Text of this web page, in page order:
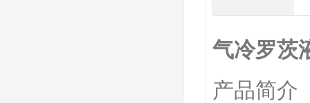
气冷罗茨
产品简介